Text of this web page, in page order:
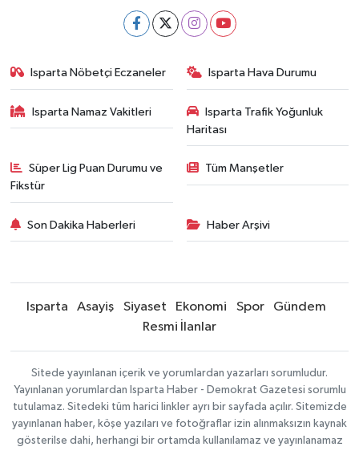
Isparta Nöbetçi Eczaneler Isparta Hava Durumu
Isparta Namaz Vakitleri
Isparta Trafik Yoğunluk
Haritası
Süper Lig Puan Durumu ve
Fikstür
Tüm Manşetler
Son Dakika Haberleri Haber Arşivi
Isparta Asayiş Siyaset Ekonomi Spor
Gündem
Resmi İlanlar
Sitede yayınlanan içerik ve yorumlardan yazarları sorumludur.
Yayınlanan yorumlardan Isparta Haber - Demokrat Gazetesi sorumlu
tutulamaz. Sitedeki tüm harici linkler ayrı bir sayfada açılır. Sitemizde
yayınlanan haber, köşe yazıları ve fotoğraflar izin alınmaksızın kaynak
gösterilse dahi, herhangi bir ortamda kullanılamaz ve yayınlanamaz